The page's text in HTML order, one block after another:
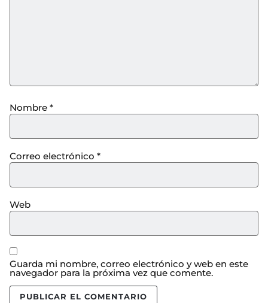
Nombre *
Correo electrónico *
Web
Guarda mi nombre, correo electrónico y web en este
navegador para la próxima vez que comente.